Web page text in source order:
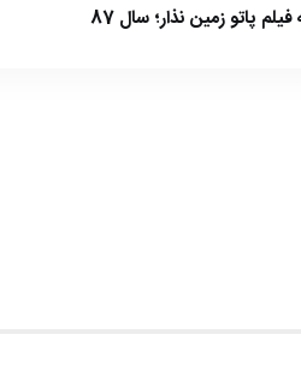
پاتو زمین نذار؛ سال 87